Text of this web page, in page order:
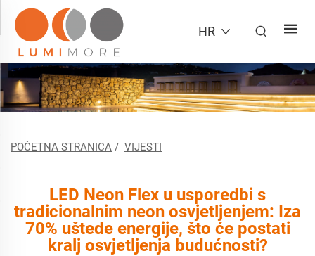
HR
POČETNA STRANICA / VIJESTI
LED Neon Flex u usporedbi s
tradicionalnim neon osvjetljenjem: Iza
70% uštede energije, što će postati
kralj osvjetljenja budućnosti?